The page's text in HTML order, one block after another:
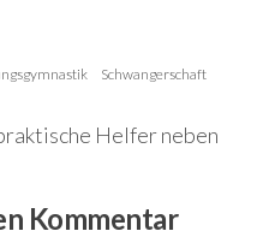
Schwangerschaft
Helfer neben
Kommentar